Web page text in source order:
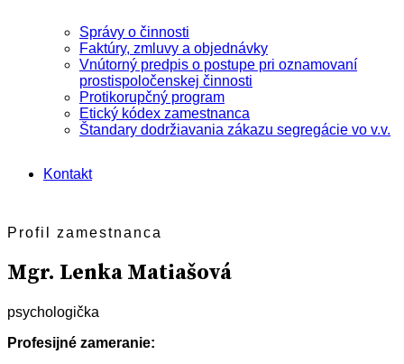
Správy o činnosti
Faktúry, zmluvy a objednávky
Vnútorný predpis o postupe pri oznamovaní
prostispoločenskej činnosti
Protikorupčný program
Etický kódex zamestnanca
Štandary dodržiavania zákazu segregácie vo v.v.
Kontakt
Profil zamestnanca
Mgr. Lenka Matiašová
psychologička
Profesijné zameranie: